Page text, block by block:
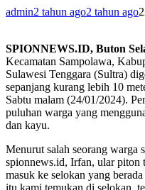
admin2 tahun ago2 tahun ago2
SPIONNEWS.ID, Buton
Kecamatan Sampolawa,
Sulawesi Tenggara (Sultra)
sepanjang kurang lebih 10
Sabtu malam (24/01/2024).
puluhan warga yang
dan kayu.
Menurut salah seorang warga
spionnews.id, Irfan, ular piton
masuk ke selokan yang
itu kami temukan di selokan,